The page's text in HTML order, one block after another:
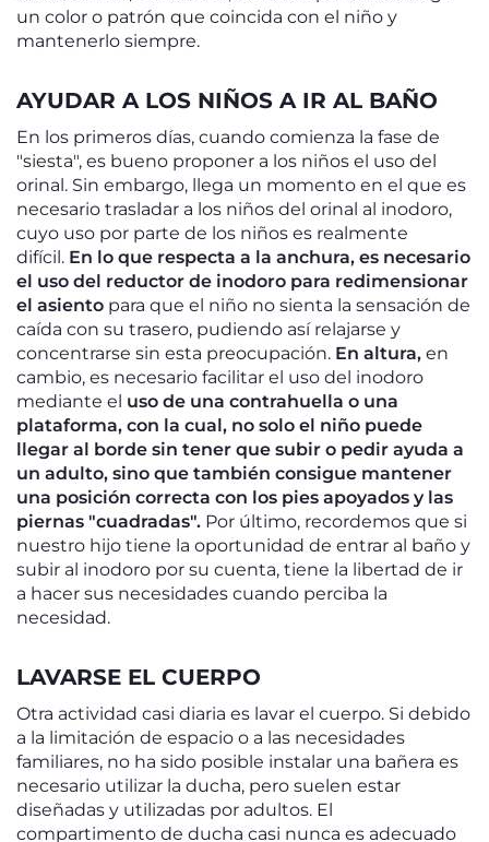
un color o patrón que coincida con el niño y
mantenerlo siempre.
AYUDAR A LOS NIÑOS A IR AL BAÑO
En los primeros días, cuando comienza la fase de
"siesta", es bueno proponer a los niños el uso del
orinal. Sin embargo, llega un momento en el que es
necesario trasladar a los niños del orinal al inodoro,
cuyo uso por parte de los niños es realmente
difícil. En lo que respecta a la anchura, es necesario
el uso del reductor de inodoro para redimensionar
el asiento para que el niño no sienta la sensación de
caída con su trasero, pudiendo así relajarse y
concentrarse sin esta preocupación. En altura, en
cambio, es necesario facilitar el uso del inodoro
mediante el uso de una contrahuella o una
plataforma, con la cual, no solo el niño puede
llegar al borde sin tener que subir o pedir ayuda a
un adulto, sino que también consigue mantener
una posición correcta con los pies apoyados y las
piernas "cuadradas". Por último, recordemos que si
nuestro hijo tiene la oportunidad de entrar al baño y
subir al inodoro por su cuenta, tiene la libertad de ir
a hacer sus necesidades cuando perciba la
necesidad.
LAVARSE EL CUERPO
Otra actividad casi diaria es lavar el cuerpo. Si debido
a la limitación de espacio o a las necesidades
familiares, no ha sido posible instalar una bañera es
necesario utilizar la ducha, pero suelen estar
diseñadas y utilizadas por adultos. El
compartimento de ducha casi nunca es adecuado